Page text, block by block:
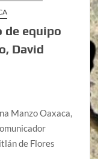
de equipo
David
Manzo Oaxaca,
de Flores